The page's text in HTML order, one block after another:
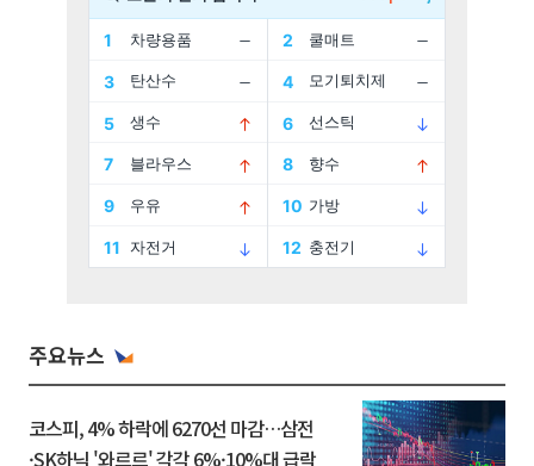
주요뉴스
코스피, 4% 하락에 6270선 마감…삼전
·SK하닉 '와르르' 각각 6%·10%대 급락